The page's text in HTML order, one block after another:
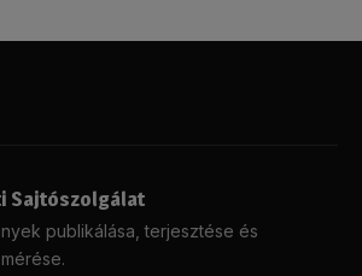
Sajtószolgálat
publikálása, terjesztése és